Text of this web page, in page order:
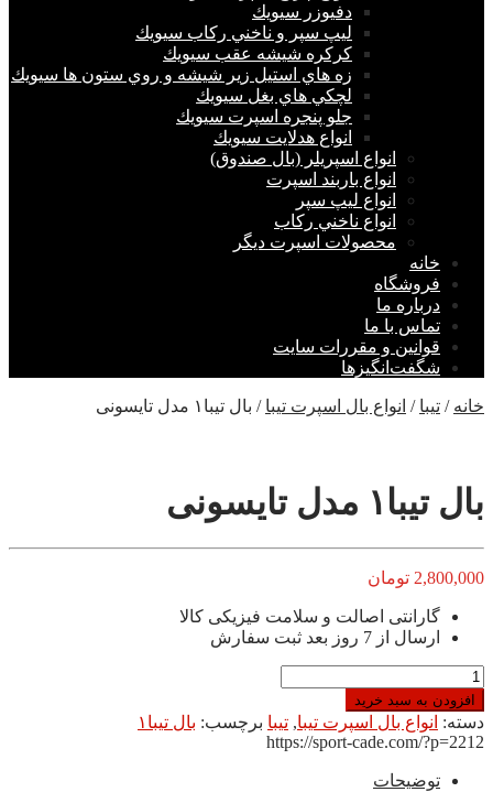
دفيوزر سيويك
ليپ سپر و ناخني ركاب سيويك
كركره شيشه عقب سيويك
زه هاي استيل زير شيشه و روي ستون ها سيويك
لچكي هاي بغل سيويك
جلو پنجره اسپرت سيويك
انواع هدلايت سيويك
انواع اسپريلر (بال صندوق)
انواع باربند اسپرت
انواع ليپ سپر
انواع ناخني ركاب
محصولات اسپرت ديگر
خانه
فروشگاه
درباره ما
تماس با ما
قوانین و مقررات سایت
شگفت‌انگیزها
خانه / تيبا / انواع بال اسپرت تیبا / بال تیبا۱ مدل تایسونی
بال تیبا۱ مدل تایسونی
2,800,000 تومان
گارانتی اصالت و سلامت فیزیکی کالا
ارسال از 7 روز بعد ثبت سفارش
بال
تیبا۱
مدل
تایسونی
افزودن به سبد خرید
دسته: انواع بال اسپرت تیبا, تيبا برچسب: بال تیبا۱
https://sport-cade.com/?p=2212
توضیحات